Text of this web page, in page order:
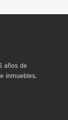
años de
inmuebles.